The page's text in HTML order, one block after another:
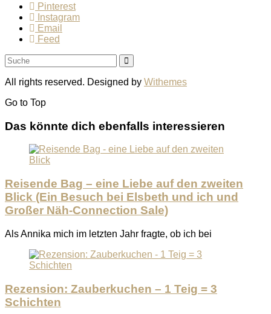
Pinterest
Instagram
Email
Feed
All rights reserved. Designed by Withemes
Go to Top
Das könnte dich ebenfalls interessieren
Reisende Bag – eine Liebe auf den zweiten
Blick (Ein Besuch bei Elsbeth und ich und
Großer Näh-Connection Sale)
Als Annika mich im letzten Jahr fragte, ob ich bei
Rezension: Zauberkuchen – 1 Teig = 3
Schichten